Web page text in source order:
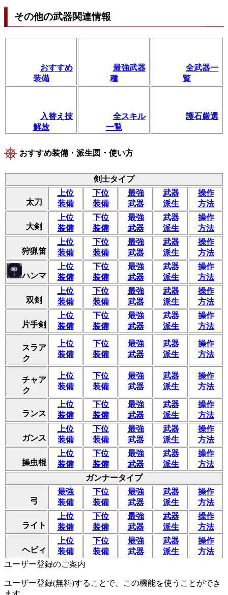
その他の武器関連情報
おすすめ
装備
最強武器
種
全武器一
覧
入替え技
解放
全スキル
一覧
護石厳選
おすすめ装備・派生図・使い方
剣士タイプ
太刀
上位
装備
下位
装備
最強
武器
武器
派生
操作
方法
大剣
上位
装備
下位
装備
最強
武器
武器
派生
操作
方法
狩猟笛
上位
装備
下位
装備
最強
武器
武器
派生
操作
方法
ハンマ
上位
装備
下位
装備
最強
武器
武器
派生
操作
方法
双剣
上位
装備
下位
装備
最強
武器
武器
派生
操作
方法
片手剣
上位
装備
下位
装備
最強
武器
武器
派生
操作
方法
スラア
ク
上位
装備
下位
装備
最強
武器
武器
派生
操作
方法
チャア
ク
上位
装備
下位
装備
最強
武器
武器
派生
操作
方法
ランス
上位
装備
下位
装備
最強
武器
武器
派生
操作
方法
ガンス
上位
装備
下位
装備
最強
武器
武器
派生
操作
方法
操虫棍
上位
装備
下位
装備
最強
武器
武器
派生
操作
方法
ガンナータイプ
弓
最強
装備
下位
装備
最強
武器
武器
派生
操作
方法
ライト
上位
装備
下位
装備
最強
武器
武器
派生
操作
方法
ヘビィ
上位
装備
下位
装備
最強
武器
武器
派生
操作
方法
ユーザー登録のご案内
ユーザー登録(無料)することで、この機能を使うことができ